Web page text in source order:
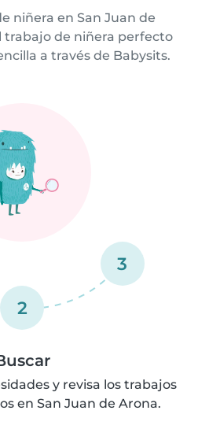
niñera en San Juan de
trabajo de niñera perfecto
a través de Babysits.
2
3
y revisa los trabajos
en San Juan de Arona.